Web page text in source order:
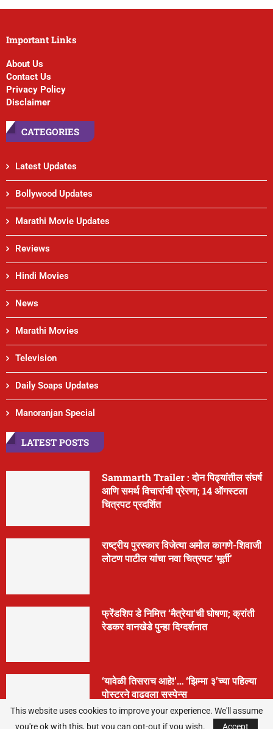
Important Links
About Us
Contact Us
Privacy Policy
Disclaimer
CATEGORIES
Latest Updates
Bollywood Updates
Marathi Movie Updates
Reviews
Hindi Movies
News
Marathi Movies
Television
Daily Soaps Updates
Manoranjan Special
LATEST POSTS
Sammarth Trailer : दोन पिढ्यांतील संघर्ष
आणि समर्थ विचारांची प्रेरणा; 14 ऑगस्टला
चित्रपट प्रदर्शित
राष्ट्रीय पुरस्कार विजेत्या अमोल कागणे-शिवाजी
लोटण पाटील यांचा नवा चित्रपट ‘मूर्ती’
फ्रेंडशिप डे निमित्त ‘मैत्रेया’ची घोषणा; क्रांती
रेडकर वानखेडे पुन्हा दिग्दर्शनात
‘यावेळी तिसराच आहे!’… ‘झिम्मा ३’च्या पहिल्या
पोस्टरने वाढवला सस्पेन्स
This website uses cookies to improve your experience. We'll assume
you're ok with this, but you can opt-out if you wish.
Accept